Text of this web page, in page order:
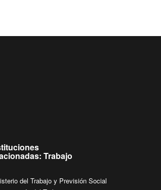
Trabajo
del Trabajo y Previsión Social